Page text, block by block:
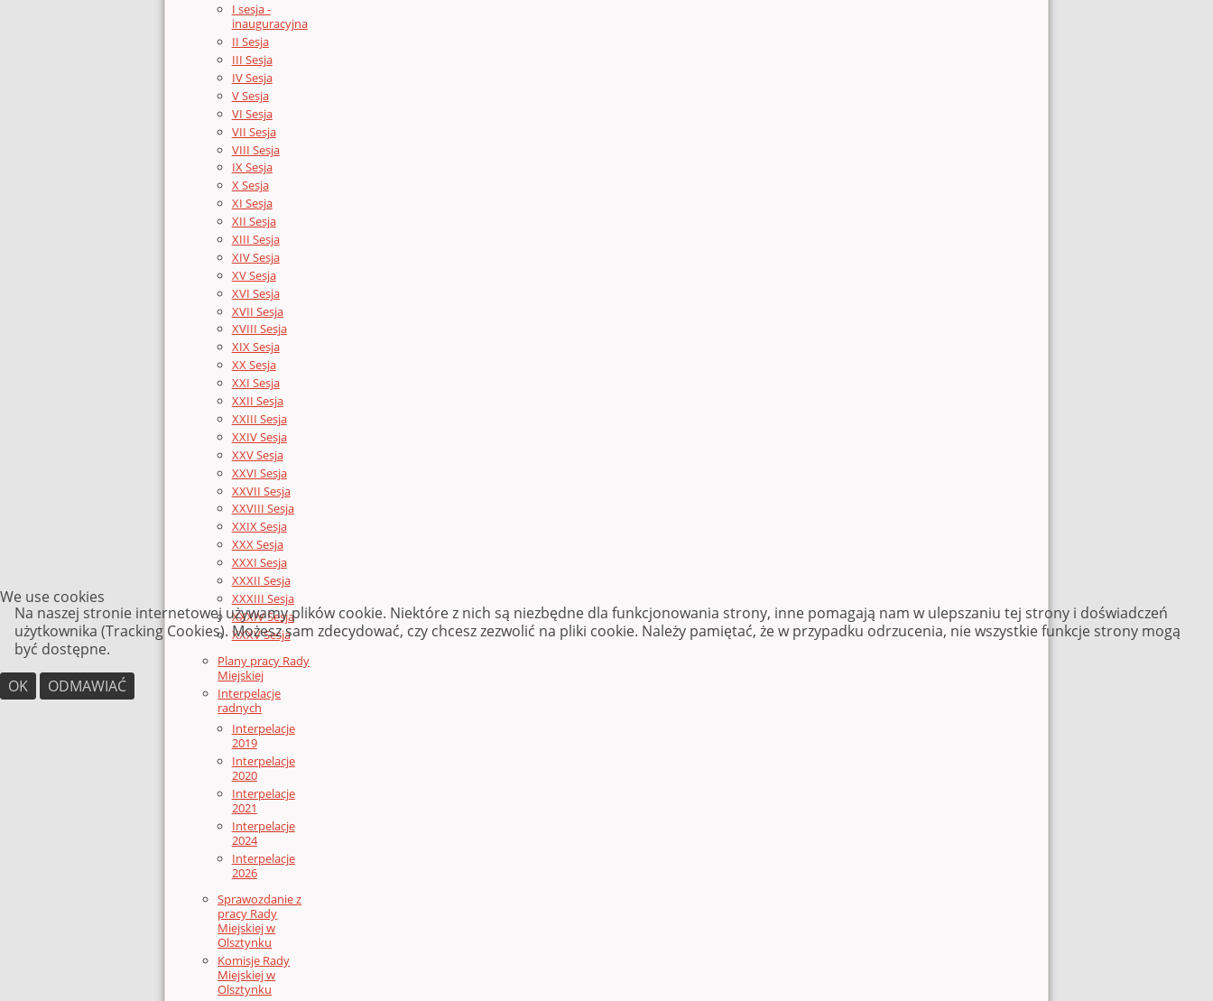
I sesja -
inauguracyjna
II Sesja
III Sesja
IV Sesja
V Sesja
VI Sesja
VII Sesja
VIII Sesja
IX Sesja
X Sesja
XI Sesja
XII Sesja
XIII Sesja
XIV Sesja
XV Sesja
XVI Sesja
XVII Sesja
XVIII Sesja
XIX Sesja
XX Sesja
XXI Sesja
XXII Sesja
XXIII Sesja
XXIV Sesja
XXV Sesja
XXVI Sesja
XXVII Sesja
XXVIII Sesja
XXIX Sesja
XXX Sesja
XXXI Sesja
XXXII Sesja
XXXIII Sesja
XXXIV Sesja
XXXV Sesja
Plany pracy Rady
Miejskiej
Interpelacje
radnych
Interpelacje
2019
Interpelacje
2020
Interpelacje
2021
Interpelacje
2024
Interpelacje
2026
Sprawozdanie z
pracy Rady
Miejskiej w
Olsztynku
Komisje Rady
Miejskiej w
Olsztynku
We use cookies
Na naszej stronie internetowej używamy plików cookie. Niektóre z nich są niezbędne dla funkcjonowania strony, inne pomagają nam w ulepszaniu tej strony i doświadczeń
użytkownika (Tracking Cookies). Możesz sam zdecydować, czy chcesz zezwolić na pliki cookie. Należy pamiętać, że w przypadku odrzucenia, nie wszystkie funkcje strony mogą
być dostępne.
OK
ODMAWIAĆ